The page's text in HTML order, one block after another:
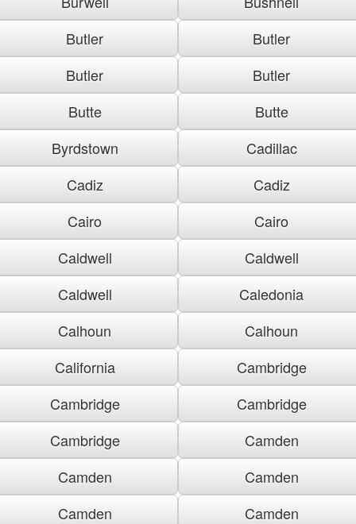
Butler
Butler
Butler
Butler
Butte
Butte
Byrdstown
Cadillac
Cadiz
Cadiz
Cairo
Cairo
Caldwell
Caldwell
Caldwell
Caledonia
Calhoun
Calhoun
California
Cambridge
Cambridge
Cambridge
Cambridge
Camden
Camden
Camden
Camden
Camden